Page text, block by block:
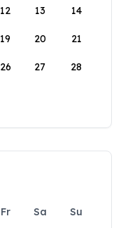
12 13 14
19 20 21
26 27 28
Fr Sa
Su